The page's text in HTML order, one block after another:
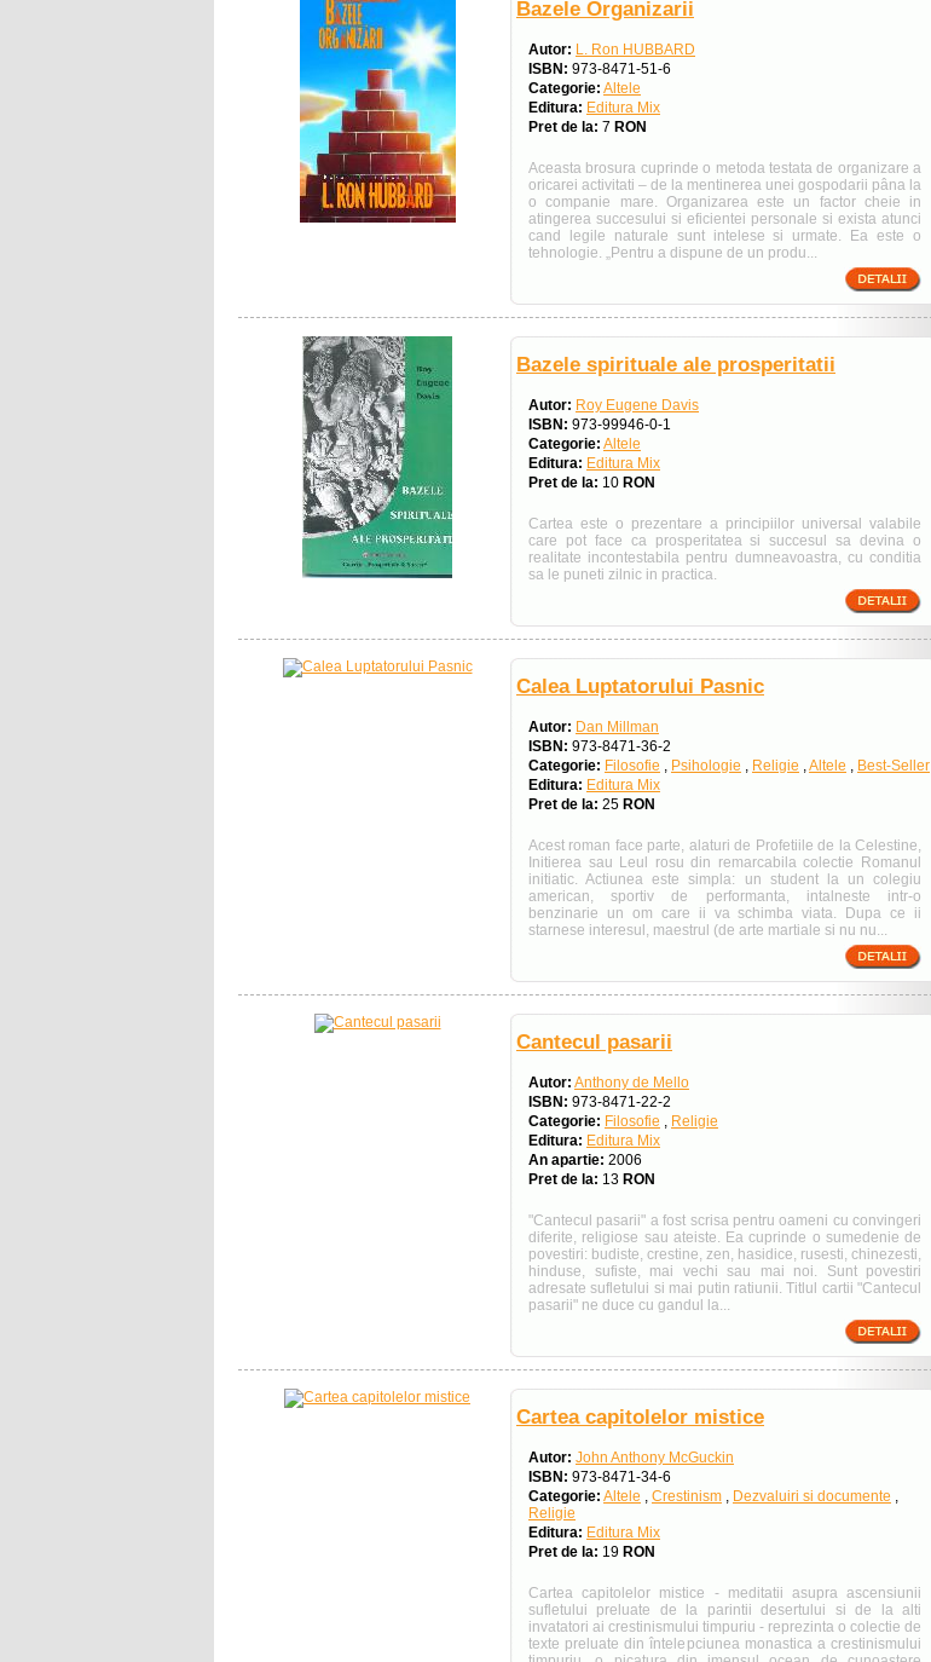
Bazele Organizarii
Autor: L. Ron HUBBARD
ISBN: 973-8471-51-6
Categorie: Altele
Editura: Editura Mix
Pret de la: 7 RON
Aceasta brosura cuprinde o metoda testata de organizare a
oricarei activitati – de la mentinerea unei gospodarii pâna la
o companie mare. Organizarea este un factor cheie in
atingerea succesului si eficientei personale si exista atunci
cand legile naturale sunt intelese si urmate. Ea este o
tehnologie. „Pentru a dispune de un produ...
Bazele spirituale ale prosperitatii
Autor: Roy Eugene Davis
ISBN: 973-99946-0-1
Categorie: Altele
Editura: Editura Mix
Pret de la: 10 RON
Cartea este o prezentare a principiilor universal valabile
care pot face ca prosperitatea si succesul sa devina o
realitate incontestabila pentru dumneavoastra, cu conditia
sa le puneti zilnic in practica.
Calea Luptatorului Pasnic
Autor: Dan Millman
ISBN: 973-8471-36-2
Categorie: Filosofie , Psihologie , Religie ,Altele , Best-Seller
Editura: Editura Mix
Pret de la: 25 RON
Acest roman face parte, alaturi de Profetiile de la Celestine,
Initierea sau Leul rosu din remarcabila colectie Romanul
initiatic. Actiunea este simpla: un student la un colegiu
american, sportiv de performanta, intalneste intr-o
benzinarie un om care ii va schimba viata. Dupa ce ii
starnese interesul, maestrul (de arte martiale si nu nu...
Cantecul pasarii
Autor: Anthony de Mello
ISBN: 973-8471-22-2
Categorie: Filosofie , Religie
Editura: Editura Mix
An apartie: 2006
Pret de la: 13 RON
"Cantecul pasarii" a fost scrisa pentru oameni cu convingeri
diferite, religiose sau ateiste. Ea cuprinde o sumedenie de
povestiri: budiste, crestine, zen, hasidice, rusesti, chinezesti,
hinduse, sufiste, mai vechi sau mai noi. Sunt povestiri
adresate sufletului si mai putin ratiunii. Titlul cartii "Cantecul
pasarii" ne duce cu gandul la...
Cartea capitolelor mistice
Autor: John Anthony McGuckin
ISBN: 973-8471-34-6
Categorie: Altele , Crestinism , Dezvaluiri si documente ,
Religie
Editura: Editura Mix
Pret de la: 19 RON
Cartea capitolelor mistice - meditatii asupra ascensiunii
sufletului preluate de la parintii desertului si de la alti
invatatori ai crestinismului timpuriu - reprezinta o colectie de
texte preluate din întelepciunea monastica a crestinismului